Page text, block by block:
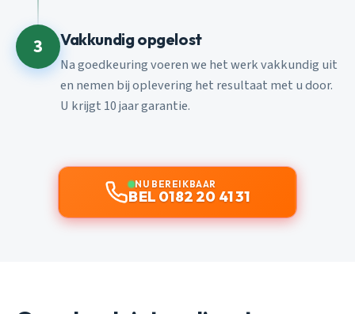
3 Vakkundig opgelost
Na goedkeuring voeren we het werk vakkundig uit
en nemen bij oplevering het resultaat met u door.
U krijgt 10 jaar garantie.
NU BEREIKBAAR
BEL 0182 20 41 31